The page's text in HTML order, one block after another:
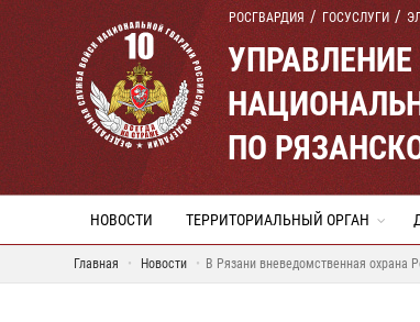
РОСГВАРДИЯ ГОСУСЛУГИ
ПО
НОВОСТИ ТЕРРИТОРИАЛЬНЫЙ ОРГАН
Главная Новости В Рязани вневедомственная охрана